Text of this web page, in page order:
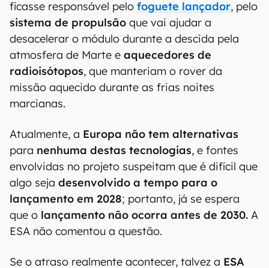
ficasse responsável pelo foguete lançador, pelo
sistema de propulsão que vai ajudar a
desacelerar o módulo durante a descida pela
atmosfera de Marte e aquecedores de
radioisótopos, que manteriam o rover da
missão aquecido durante as frias noites
marcianas.
Atualmente, a Europa não tem alternativas
para nenhuma destas tecnologias, e fontes
envolvidas no projeto suspeitam que é difícil que
algo seja desenvolvido a tempo para o
lançamento em 2028; portanto, já se espera
que o lançamento não ocorra antes de 2030. A
ESA não comentou a questão.
Se o atraso realmente acontecer, talvez a ESA